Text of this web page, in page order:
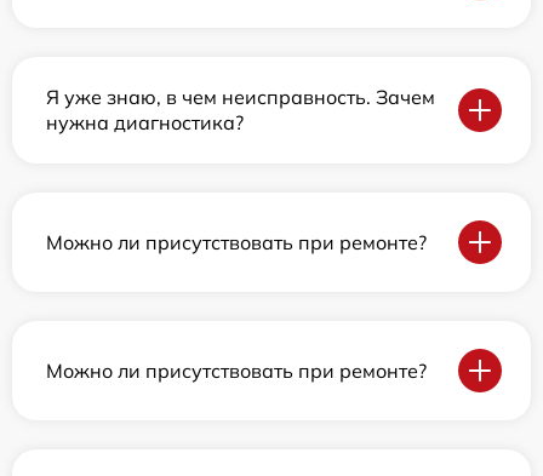
Я уже знаю, в чем неисправность. Зачем
нужна диагностика?
Можно ли присутствовать при ремонте?
Можно ли присутствовать при ремонте?